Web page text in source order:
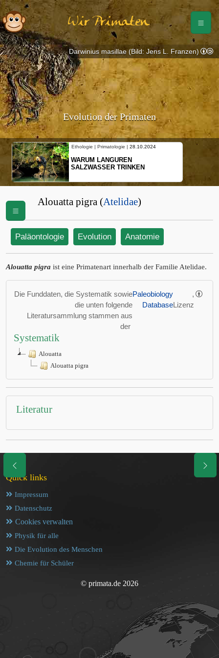
Wir Primaten
Evolution der Primaten
Ethologie | Primatologie | 28.10.2024
WARUM LANGUREN
SALZWASSER TRINKEN
Darwinius masillae (Bild: Jens L. Franzen)
Alouatta pigra (Atelidae)
Paläontologie Evolution Anatomie
Alouatta pigra ist eine Primatenart innerhalb der Familie Atelidae.
Die Funddaten, die Systematik sowie
die unten folgende
Literatursammlung stammen aus
der
Paleobiology
Database
,
Lizenz
Systematik
Alouatta
Alouatta pigra
Literatur
Quick links
Impressum
Datenschutz
Cookies verwalten
Physik für alle
Die Evolution des Menschen
Chemie für Schüler
© primata.de 2026